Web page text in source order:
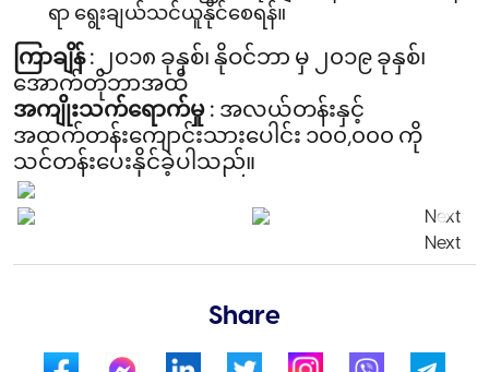
ရာ ရွေးချယ်သင်ယူနိုင်စေရန်။
ကြာချိန် :
၂၀၁၈ ခုနှစ်၊ နိုဝင်ဘာ မှ ၂၀၁၉ ခုနှစ်၊
အောက်တိုဘာအထိ
အကျိုးသက်ရောက်မှု : အလယ်တန်းနှင့်
အထက်တန်းကျောင်းသားပေါင်း ၁၀၀,၀၀၀ ကို
သင်တန်းပေးနိုင်ခဲ့ပါသည်။
Next
Next
Share